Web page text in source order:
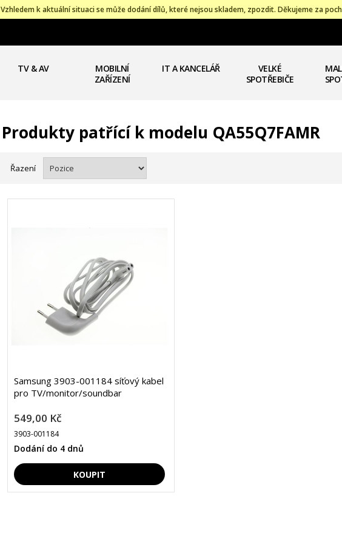
Vzhledem k aktuální situaci se může dodání dílů, které nejsou skladem, zpozdit. Děkujeme za
TV & AV
MOBILNÍ
ZAŘÍZENÍ
IT A KANCELÁŘ
VELKÉ
SPOTŘEBIČE
Produkty patřící k modelu QA55Q7FAMR
Řazení
Samsung 3903-001184 síťový kabel
pro TV/monitor/soundbar
549,00 Kč
3903-001184
Dodání do 4 dnů